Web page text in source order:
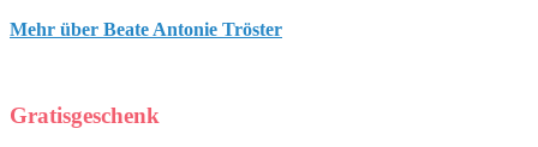
Mehr über Beate Antonie Tröster
Gratisgeschenk